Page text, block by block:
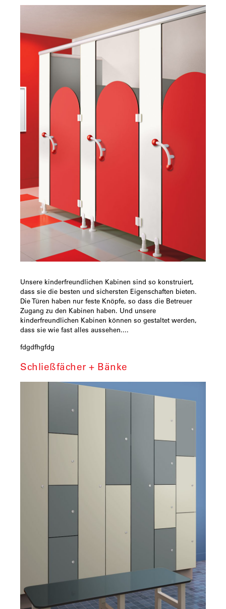
Unsere kinderfreundlichen Kabinen sind so konstruiert,
dass sie die besten und sichersten Eigenschaften bieten.
Die Türen haben nur feste Knöpfe, so dass die Betreuer
Zugang zu den Kabinen haben. Und unsere
kinderfreundlichen Kabinen können so gestaltet werden,
dass sie wie fast alles aussehen....
fdgdfhgfdg
Schließfächer + Bänke